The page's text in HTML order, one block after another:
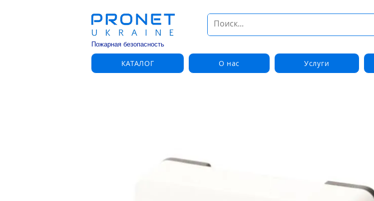
Пожарная безопасность
КАТАЛОГ О нас Услуги